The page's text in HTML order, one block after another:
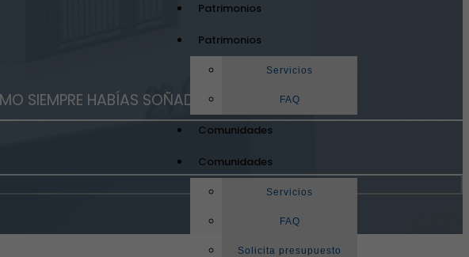
Patrimonios
Patrimonios
Servicios
FAQ
Comunidades
Comunidades
Servicios
FAQ
Solicita presupuesto
SIEMPRE HABÍAS SOÑADO.(ref. 7766)